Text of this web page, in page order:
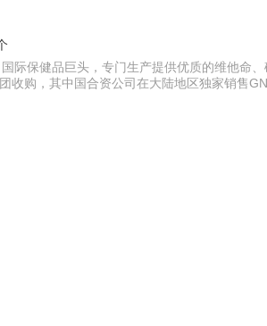
际保健品巨头，专门生产提供优质的维他命
购，其中国合资公司在大陆地区独家销售